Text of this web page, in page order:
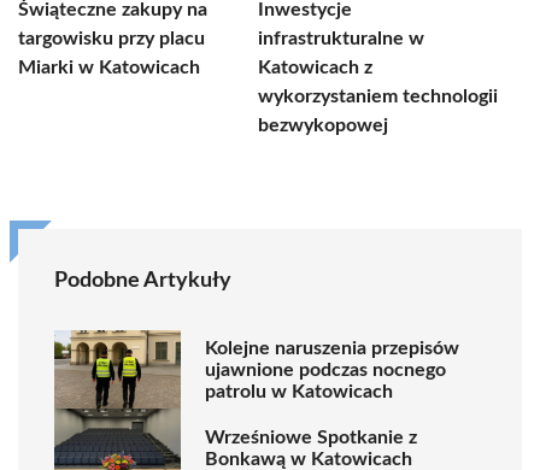
Świąteczne zakupy na
targowisku przy placu
Miarki w Katowicach
Inwestycje
infrastrukturalne w
Katowicach z
wykorzystaniem technologii
bezwykopowej
Podobne Artykuły
Kolejne naruszenia przepisów
ujawnione podczas nocnego
patrolu w Katowicach
Wrześniowe Spotkanie z
Bonkawą w Katowicach